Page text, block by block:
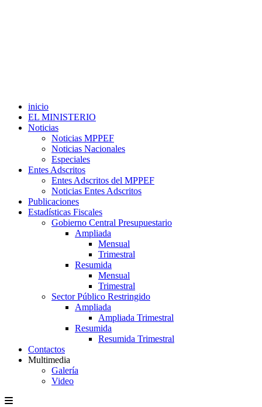
inicio
EL MINISTERIO
Noticias
Noticias MPPEF
Noticias Nacionales
Especiales
Entes Adscritos
Entes Adscritos del MPPEF
Noticias Entes Adscritos
Publicaciones
Estadísticas Fiscales
Gobierno Central Presupuestario
Ampliada
Mensual
Trimestral
Resumida
Mensual
Trimestral
Sector Público Restringido
Ampliada
Ampliada Trimestral
Resumida
Resumida Trimestral
Contactos
Multimedia
Galería
Video